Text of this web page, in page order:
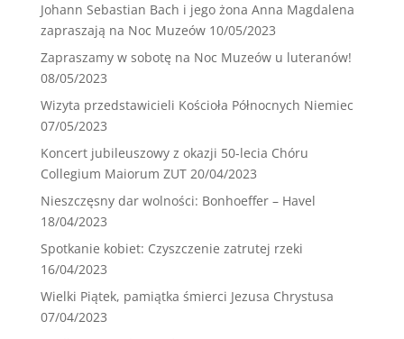
Johann Sebastian Bach i jego żona Anna Magdalena
zapraszają na Noc Muzeów 10/05/2023
Zapraszamy w sobotę na Noc Muzeów u luteranów!
08/05/2023
Wizyta przedstawicieli Kościoła Północnych Niemiec
07/05/2023
Koncert jubileuszowy z okazji 50-lecia Chóru
Collegium Maiorum ZUT 20/04/2023
Nieszczęsny dar wolności: Bonhoeffer – Havel
18/04/2023
Spotkanie kobiet: Czyszczenie zatrutej rzeki
16/04/2023
Wielki Piątek, pamiątka śmierci Jezusa Chrystusa
07/04/2023